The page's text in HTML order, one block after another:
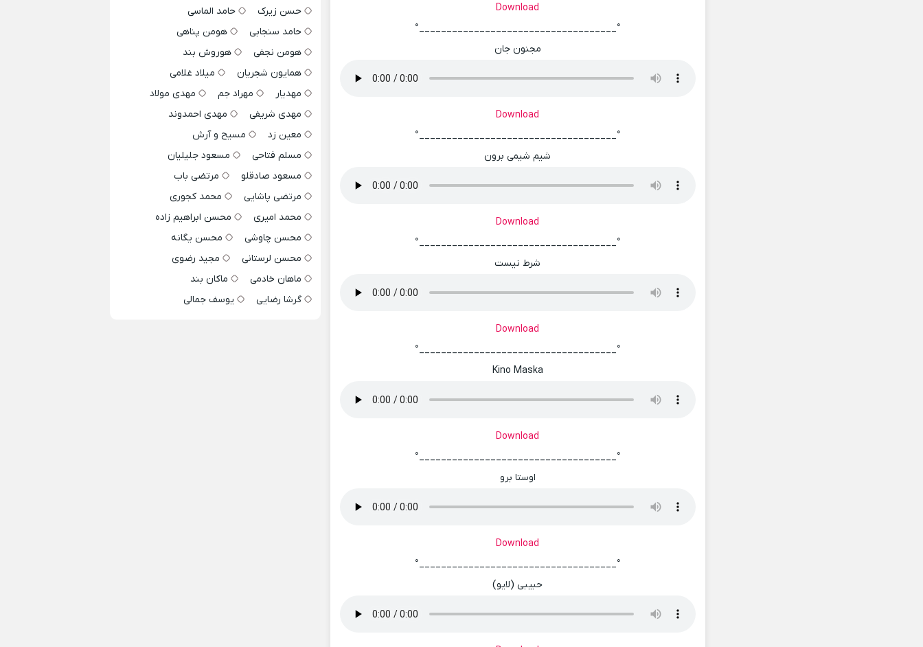
Download
°____________________________________°
مجنون جان
Download
°____________________________________°
شیم شیمی برون
Download
°____________________________________°
شرط نیست
Download
°____________________________________°
Kino Maska
Download
°____________________________________°
اوستا برو
Download
°____________________________________°
حبیبی (لایو)
حسن زیرک
حامد الماسی
حامد سنجابی
هومن پناهی
هومن نجفی
هوروش بند
همایون شجریان
میلاد غلامی
مهدیار
مهراد جم
مهدی مولاد
مهدی شریفی
مهدی احمدوند
معین زد
مسیح و آرش
مسلم فتاحی
مسعود جلیلیان
مسعود صادقلو
مرتضی باب
مرتضی پاشایی
محمد کجوری
محمد امیری
محسن ابراهیم زاده
محسن چاوشی
محسن یگانه
محسن لرستانی
مجید رضوی
ماهان خادمی
ماکان بند
گرشا رضایی
یوسف جمالی